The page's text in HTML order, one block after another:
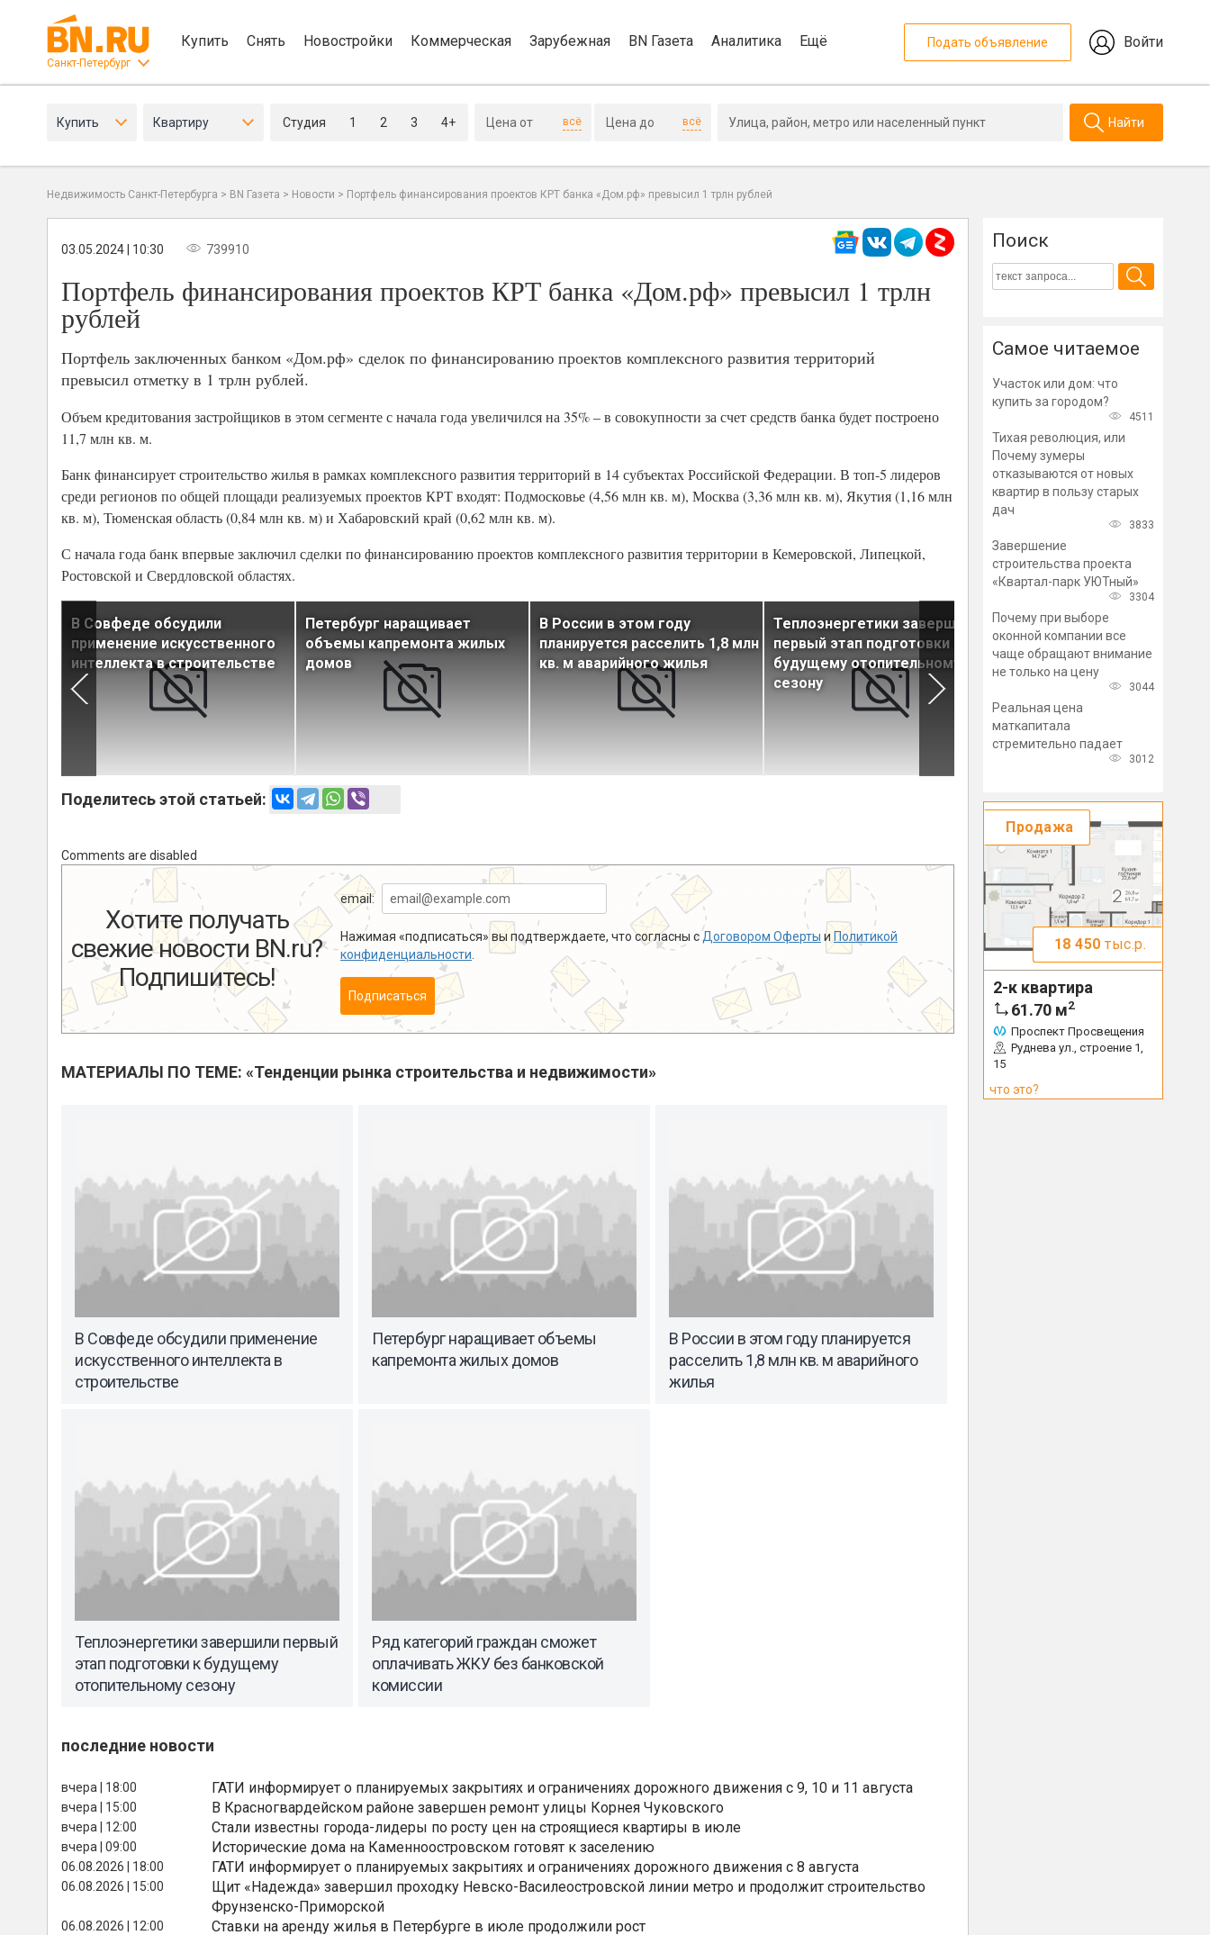
Санкт-Петербург
Купить Снять Новостройки Коммерческая Зарубежная BN Газета Аналитика Ещё Подать объявление Войти
Купить Квартиру Студия 1 2 3 4+ всё всё Найти
Недвижимость Санкт-Петербурга > BN Газета > Новости > Портфель финансирования проектов КРТ банка «Дом.рф» превысил 1 трлн рублей
03.05.2024 | 10:30 739910
Портфель финансирования проектов КРТ банка «Дом.рф» превысил 1 трлн
рублей
Портфель заключенных банком «Дом.рф» сделок по финансированию проектов комплексного развития территорий
превысил отметку в 1 трлн рублей.
Объем кредитования застройщиков в этом сегменте с начала года увеличился на 35% – в совокупности за счет средств банка будет построено
11,7 млн кв. м.
Банк финансирует строительство жилья в рамках комплексного развития территорий в 14 субъектах Российской Федерации. В топ-5 лидеров
среди регионов по общей площади реализуемых проектов КРТ входят: Подмосковье (4,56 млн кв. м), Москва (3,36 млн кв. м), Якутия (1,16 млн
кв. м), Тюменская область (0,84 млн кв. м) и Хабаровский край (0,62 млн кв. м).
С начала года банк впервые заключил сделки по финансированию проектов комплексного развития территории в Кемеровской, Липецкой,
Ростовской и Свердловской областях.
В Совфеде обсудили
применение искусственного
интеллекта в строительстве
Петербург наращивает
объемы капремонта жилых
домов
В России в этом году
планируется расселить 1,8 млн
кв. м аварийного жилья
Теплоэнергетики завершили
первый этап подготовки к
будущему отопительному
сезону
Ряд категорий граждан
сможет оплачивать ЖКУ
банковской комиссии
Поделитесь этой статьей:
Comments are disabled
Хотите получать
свежие новости BN.ru?
Подпишитесь!
email:
Нажимая «подписаться» вы подтверждаете, что согласны с Договором Оферты и Политикой
конфиденциальности
Подписаться
МАТЕРИАЛЫ ПО ТЕМЕ: «Тенденции рынка строительства и недвижимости»
В Совфеде обсудили применение
искусственного интеллекта в
строительстве
Петербург наращивает объемы
капремонта жилых домов
В России в этом году планируется
расселить 1,8 млн кв. м аварийного
жилья
Теплоэнергетики завершили первый
этап подготовки к будущему
отопительному сезону
Ряд категорий граждан сможет
оплачивать ЖКУ без банковской
комиссии
последние новости
вчера | 18:00 ГАТИ информирует о планируемых закрытиях и ограничениях дорожного движения с 9, 10 и 11 августа
вчера | 15:00 В Красногвардейском районе завершен ремонт улицы Корнея Чуковского
вчера | 12:00 Стали известны города-лидеры по росту цен на строящиеся квартиры в июле
вчера | 09:00 Исторические дома на Каменноостровском готовят к заселению
06.08.2026 | 18:00 ГАТИ информирует о планируемых закрытиях и ограничениях дорожного движения с 8 августа
06.08.2026 | 15:00
Щит «Надежда» завершил проходку Невско-Василеостровской линии метро и продолжит строительство
Фрунзенско-Приморской
06.08.2026 | 12:00 Ставки на аренду жилья в Петербурге в июле продолжили рост
Поиск
Самое читаемое
Участок или дом: что
купить за городом?
4511
Тихая революция, или
Почему зумеры
отказываются от новых
квартир в пользу старых
дач
3833
Завершение
строительства проекта
«Квартал-парк УЮТный»
3304
Почему при выборе
оконной компании все
чаще обращают внимание
не только на цену
3044
Реальная цена
маткапитала
стремительно падает
3012
Продажа
18 450 тыс.р.
2-к квартира
61.70 м2
Проспект Просвещения
Руднева ул., строение 1,
15
что это?